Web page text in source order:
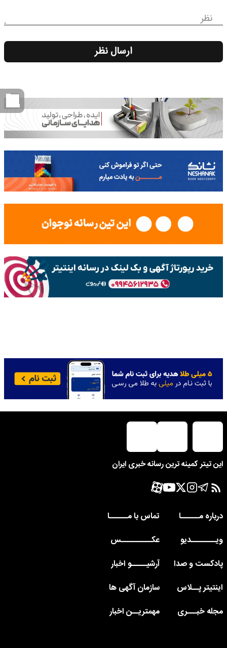
نظر
ارسال نظر
این تیتر کمینه ترین رسانه خبری ایران
درباره مــــــا
تماس با مــــــا
ویــــــــدیو
عکــــــــــس
پادکست و صدا
آرشیـــــو اخبار
اینتیتر پــلاس
سازمان آگهی ها
مجله خبـــری
مهمتریــن اخبار